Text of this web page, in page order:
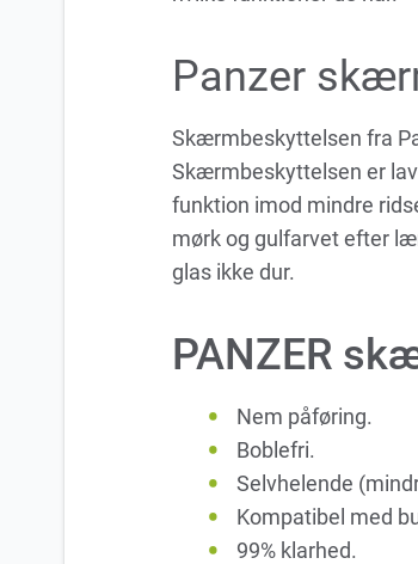
Panzer
Skærmbeskyttelsen fra
Skærmbeskyttelsen er
funktion imod mindre
mørk og gulfarvet efter
glas ikke dur.
PANZER
Nem påføring.
Boblefri.
Selvhelende
Kompatibel med
99% klarhed.